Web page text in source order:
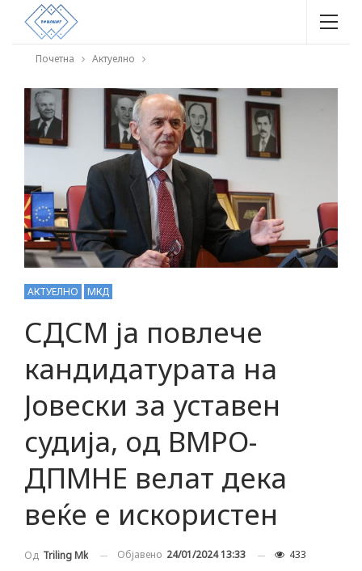
Почетна Актуелно
АКТУЕЛНО МКД
СДСМ ја повлече
кандидатурата на
Јовески за уставен
судија, од ВМРО-
ДПМНЕ велат дека
веќе е искористен
Од Triling Mk Објавено 24/01/2024 13:33 433